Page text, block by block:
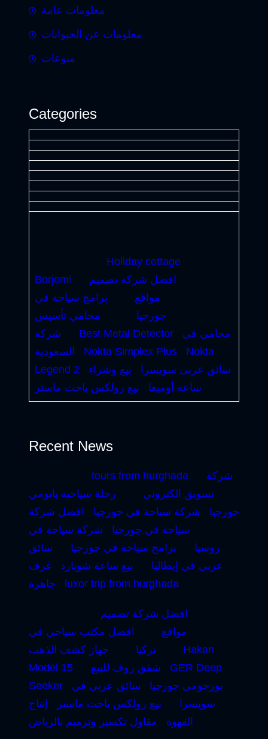
معلومات عامة
معلومات عن الحيوانات
منوعات
Categories
Holiday cottage
Borjomi
افضل شركة تصميم
مواقع
برامج سياحة في
جورجيا
محامي تأسيس
شركة
Best Metal Detector
محامي في
السعودية
Nokta Simplex Plus
Nokta
Legend 2
سائق عربى سويسرا
بيع وشراء
ساعة أوميغا
بيع رولكس ياخت ماستر
Recent News
tours from hurghada
شركة
تسويق الكتروني
رحلة سياحية باتومي
جورجيا
شركة سياحة في جورجيا
افضل شركة
سياحة في جورجيا
شركة سياحة في
روسيا
برامج سياحة في جورجيا
سائق
عربي في إيطاليا
بيع ساعة شوبارد
غرف
جاهزة
luxor trip from hurghada
افضل شركة تصميم
مواقع
افضل مكتب سياحي في
تركيا
جهاز كشف الذهب
Hakan
Model 15
شقق روف للبيع
GER Deep
Seeker
بورجومي جورجيا
سائق عربي في
سويسرا
بيع رولكس ياخت ماستر
إنتاج
القهوة
مقاول تكسير وترميم بالرياض